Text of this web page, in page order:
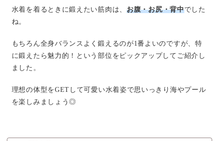
水着を着るときに鍛えたい筋肉は、 お腹・お尻・背中でした
ね。
もちろん全身バランスよく鍛えるのが1番よいのですが、特
に鍛えたら魅力的！という部位をピックアップしてご紹介し
ました。
理想の体型をGETして可愛い水着姿で思いっきり海やプール
を楽しみましょう◎